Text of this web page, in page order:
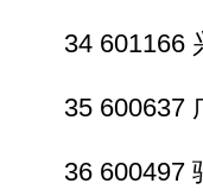
34 601166 兴
35 600637 广
36 600497 驰